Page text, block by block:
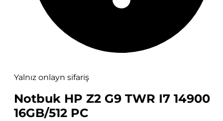
Yalnız onlayn sifariş
Notbuk HP Z2 G9 TWR I7 14900
16GB/512 PC